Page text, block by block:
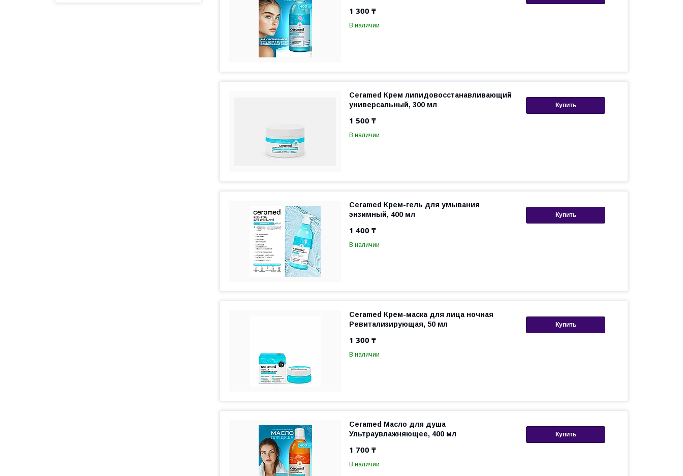
1 300 ₸
В наличии
Купить
Ceramed Крем липидовосстанавливающий
универсальный, 300 мл
1 500 ₸
В наличии
Купить
Ceramed Крем-гель для умывания
энзимный, 400 мл
1 400 ₸
В наличии
Купить
Ceramed Крем-маска для лица ночная
Ревитализирующая, 50 мл
1 300 ₸
В наличии
Купить
Ceramed Масло для душа
Ультраувлажняющее, 400 мл
1 700 ₸
В наличии